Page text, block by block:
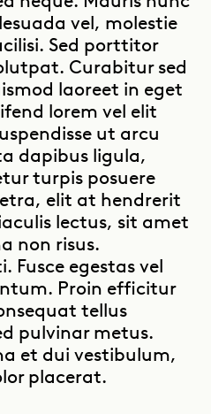
vel, molestie
Sed porttitor
Curabitur sed
laoreet in eget
lorem vel elit
ut arcu
dapibus ligula,
turpis posuere
elit at hendrerit
lectus, sit amet
non risus.
Fusce egestas vel
Proin efficitur
tellus
pulvinar metus.
et dui vestibulum,
placerat.